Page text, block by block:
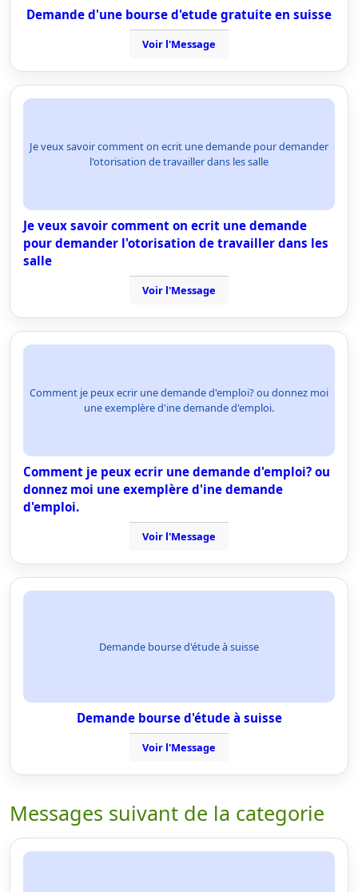
Demande d'une bourse d'etude gratuite en suisse
Voir l'Message
Je veux savoir comment on ecrit une demande pour demander
l'otorisation de travailler dans les salle
Je veux savoir comment on ecrit une demande
pour demander l'otorisation de travailler dans les
salle
Voir l'Message
Comment je peux ecrir une demande d'emploi? ou donnez moi
une exemplère d'ine demande d'emploi.
Comment je peux ecrir une demande d'emploi? ou
donnez moi une exemplère d'ine demande
d'emploi.
Voir l'Message
Demande bourse d'étude à suisse
Demande bourse d'étude à suisse
Voir l'Message
Messages suivant de la categorie